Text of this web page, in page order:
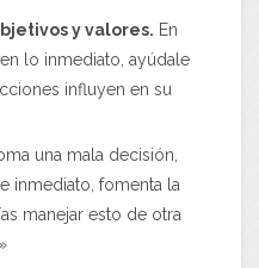
y valores. En
lo inmediato, ayúdale
influyen en su
una mala decisión,
inmediato, fomenta la
manejar esto de otra